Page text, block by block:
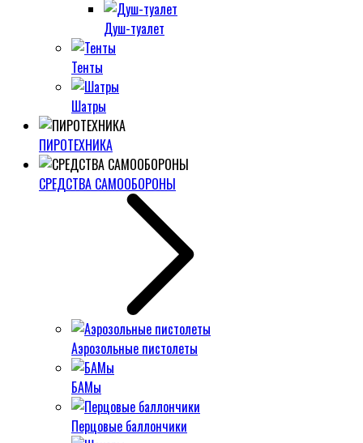
Душ-туалет
Тенты
Шатры
ПИРОТЕХНИКА
СРЕДСТВА САМООБОРОНЫ
Аэрозольные пистолеты
БАМы
Перцовые баллончики